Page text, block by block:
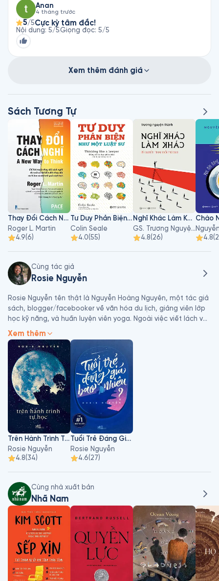
Anan
4 tháng trước
5/5Cực kỳ tâm đắc!
Nội dung: 5/5Giọng đọc: 5/5
Xem thêm đánh giá
Sách Tương Tự
Thay Đổi Cách Nghĩ
Roger L. Martin
4.9(6)
Tư Duy Phản Biện Như Một Luật Sư
Colin Seale
4.0(55)
Nghĩ Khác Làm Khác - Bí Quyết Thay Đổi Tư Duy
GS. Trương Nguyện Thành
4.8(26) 4.8(
Cùng tác giả
Rosie Nguyễn
Rosie Nguyễn tên thật là Nguyễn Hoàng Nguyên, một tác giả
sách, blogger/facebooker về văn hóa du lịch, giảng viên lớp
học kỹ năng, và huấn luyện viên yoga. Ngoài việc viết lách và
giảng dạy, Rosie còn là một người tự học, một ta ba lô, một
kẻ mộng mơ và tràn đầy tình yêu cuộc sống.
Xem thêm
Trên Hành Trình Tự Học
Rosie Nguyễn
4.8(34)
Tuổi Trẻ Đáng Giá Bao Nhiêu
Rosie Nguyễn
4.6(27)
Cùng nhà xuất bản
Nhã Nam